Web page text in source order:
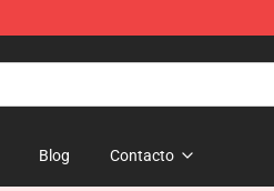
Blog Contacto